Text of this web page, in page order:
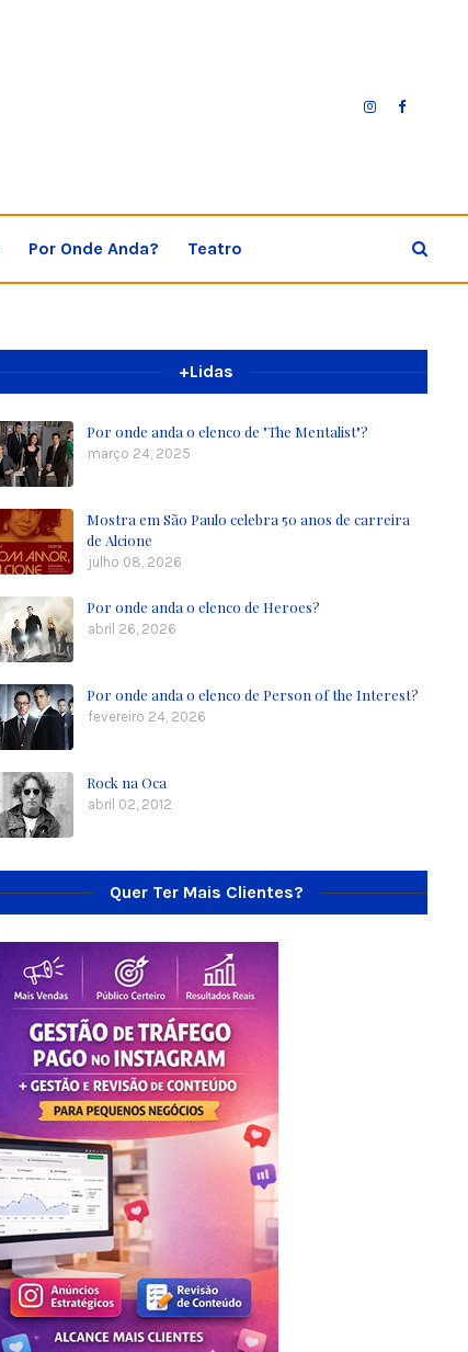
Por Onde Anda? Teatro
+Lidas
Por onde anda o elenco de "The Mentalist"?
março 24, 2025
Mostra em São Paulo celebra 50 anos de carreira
de Alcione
julho 08, 2026
Por onde anda o elenco de Heroes?
abril 26, 2026
Por onde anda o elenco de Person of the Interest?
fevereiro 24, 2026
Rock na Oca
abril 02, 2012
Quer Ter Mais Clientes?